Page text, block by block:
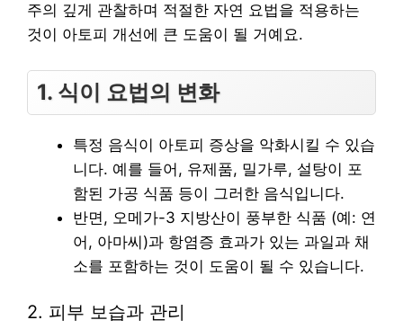
주의 깊게 관찰하며 적절한 자연 요법을 적용하는
것이 아토피 개선에 큰 도움이 될 거예요.
1. 식이 요법의 변화
특정 음식이 아토피 증상을 악화시킬 수 있습
니다. 예를 들어, 유제품, 밀가루, 설탕이 포
함된 가공 식품 등이 그러한 음식입니다.
반면, 오메가-3 지방산이 풍부한 식품 (예: 연
어, 아마씨)과 항염증 효과가 있는 과일과 채
소를 포함하는 것이 도움이 될 수 있습니다.
2. 피부 보습과 관리